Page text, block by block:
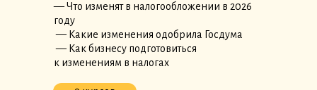
— Что изменят в налогообложении в 2026
году
— Какие изменения одобрила Госдума
— Как бизнесу подготовиться
к изменениям в налогах